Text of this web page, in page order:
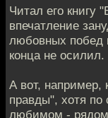
Читал его
впечатление
любовных побед
конца не осилил.
А вот, например,
правды", хотя по
любимом - рядом